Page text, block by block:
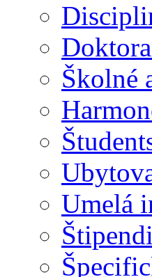
Školné
Umelá